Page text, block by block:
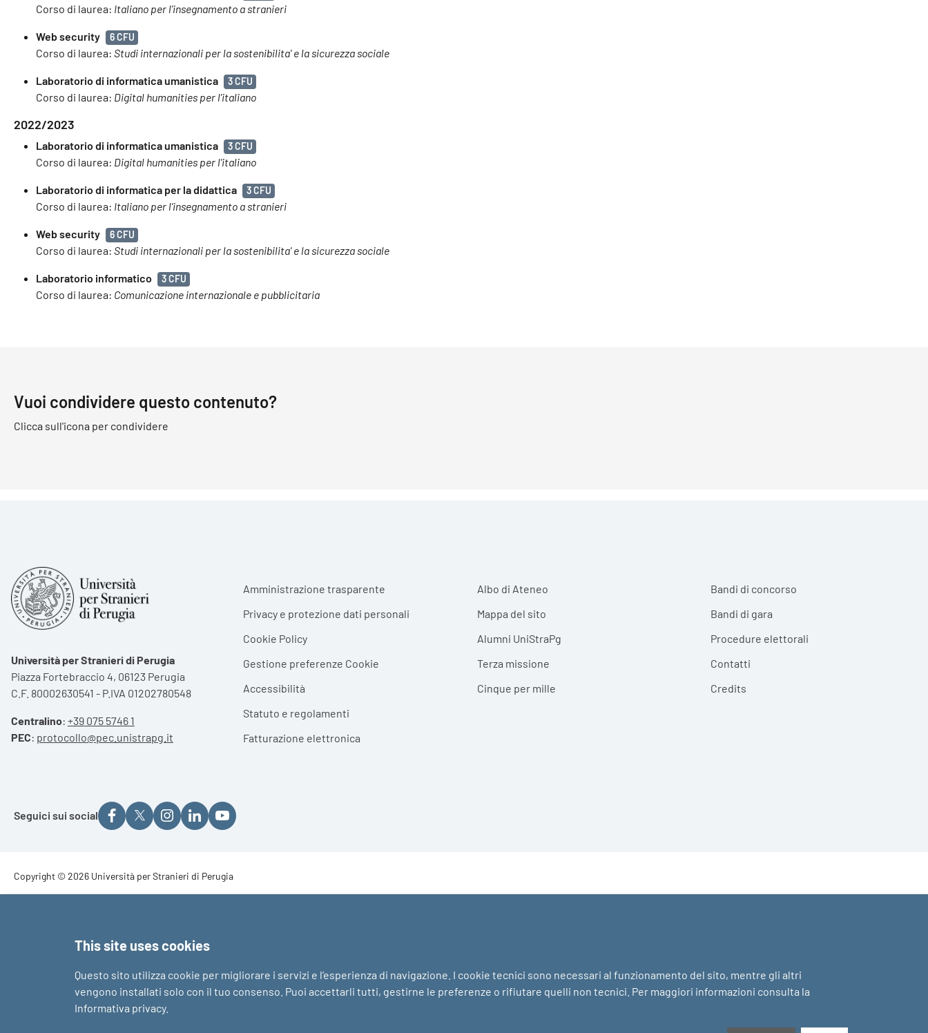
Corso di laurea: Italiano per l'insegnamento a stranieri
Web security 6 CFU
Corso di laurea: Studi internazionali per la sostenibilita' e la sicurezza sociale
Laboratorio di informatica umanistica 3 CFU
Corso di laurea: Digital humanities per l'italiano
2022/2023
Laboratorio di informatica umanistica 3 CFU
Corso di laurea: Digital humanities per l'italiano
Laboratorio di informatica per la didattica 3 CFU
Corso di laurea: Italiano per l'insegnamento a stranieri
Web security 6 CFU
Corso di laurea: Studi internazionali per la sostenibilita' e la sicurezza sociale
Laboratorio informatico 3 CFU
Corso di laurea: Comunicazione internazionale e pubblicitaria
Vuoi condividere questo contenuto?
Clicca sull'icona per condividere
Università per Stranieri di Perugia
Piazza Fortebraccio 4, 06123 Perugia
C.F. 80002630541 - P.IVA 01202780548
Centralino: +39 075 5746 1
PEC: protocollo@pec.unistrapg.it
Footer menu
Amministrazione trasparente
Privacy e protezione dati personali
Cookie Policy
Gestione preferenze Cookie
Accessibilità
Statuto e regolamenti
Fatturazione elettronica
Albo di Ateneo
Mappa del sito
Alumni UniStraPg
Terza missione
Cinque per mille
Bandi di concorso
Bandi di gara
Procedure elettorali
Contatti
Credits
Seguici sui social
Footer - Copyright
Copyright © 2026 Università per Stranieri di Perugia
This site uses cookies
Questo sito utilizza cookie per migliorare i servizi e l’esperienza di navigazione. I cookie tecnici sono necessari al funzionamento del sito, mentre gli altri
vengono installati solo con il tuo consenso. Puoi accettarli tutti, gestirne le preferenze o rifiutare quelli non tecnici. Per maggiori informazioni consulta la
Informativa privacy.